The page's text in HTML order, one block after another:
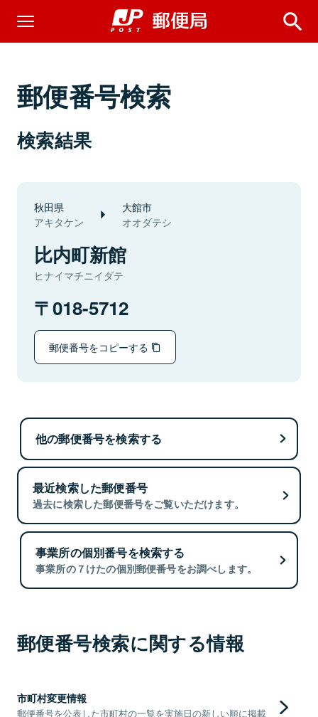
郵便番号検索
検索結果
秋田県
アキタケン
大館市
オオダテシ
比内町新館
ヒナイマチニイダテ
018-5712
郵便番号をコピーする
他の郵便番号を検索する
最近検索した郵便番号
過去に検索した郵便番号をご覧いただけます。
事業所の個別番号を検索する
事業所の７けたの個別郵便番号をお調べします。
郵便番号検索に関する情報
市町村変更情報
郵便番号を公表した市町村の一覧を実施日の新しい順に掲載